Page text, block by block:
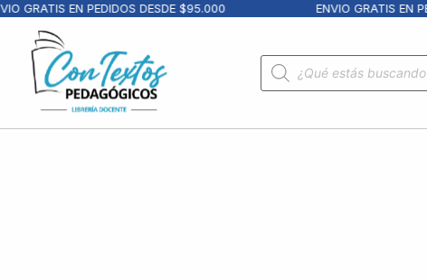
GRATIS EN PEDIDOS DESDE $95.000 ENVIO GRATIS EN